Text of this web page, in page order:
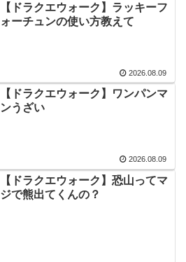
【ドラクエウォーク】ラッキーフ
ォーチュンの使い方教えて
2026.08.09
【ドラクエウォーク】ワンパンマ
ンうざい
2026.08.09
【ドラクエウォーク】恐山ってマ
ジで熊出てくんの？